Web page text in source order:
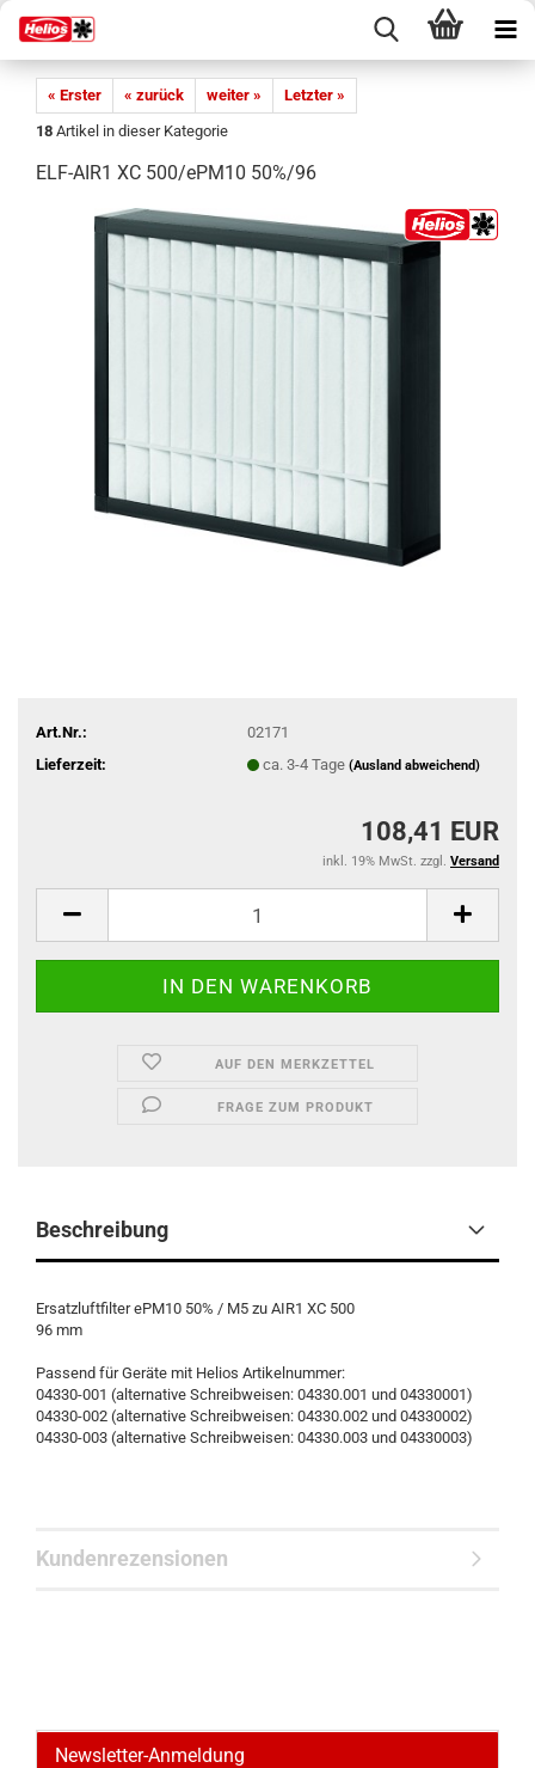
« Erster « zurück weiter »
Letzter »
18 Artikel in dieser Kategorie
ELF-AIR1 XC 500/ePM10 50%/96
Art.Nr.:
02171
Lieferzeit:
ca. 3-4 Tage (Ausland abweichend)
108,41 EUR
inkl. 19% MwSt. zzgl. Versand
AUF DEN MERKZETTEL
FRAGE ZUM PRODUKT
Beschreibung
Ersatzluftfilter ePM10 50% / M5 zu AIR1 XC 500
96 mm
Passend für Geräte mit Helios Artikelnummer:
04330-001 (alternative Schreibweisen: 04330.001 und 04330001)
04330-002 (alternative Schreibweisen: 04330.002 und 04330002)
04330-003 (alternative Schreibweisen: 04330.003 und 04330003)
Kundenrezensionen
Newsletter-Anmeldung